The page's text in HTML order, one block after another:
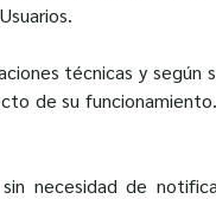
técnicas y según
de su
necesidad de